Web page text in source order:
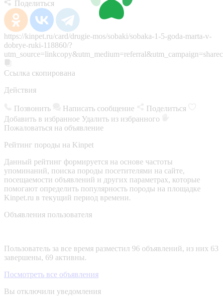
Поделиться
https://kinpet.ru/card/drugie-mos/sobaki/sobaka-1-5-goda-marta-v-
dobrye-ruki-118860/?
Ссылка скопирована
Действия
Позвонить Написать сообщение
Поделиться
Добавить в избранное Удалить из избранного
Пожаловаться на объявление
Рейтинг породы на Kinpet
Данный рейтинг формируется на основе частоты
упоминаний, поиска породы посетителями на сайте,
посещаемости объявлений и других параметрах, которые
помогают определить популярность породы на площадке
Kinpet.ru в текущий период времени.
Объявления пользователя
Пользователь за все время разместил 96 объявлений, из них 63
завершены, 69 активны.
Посмотреть все объявления
Вы отключили уведомления